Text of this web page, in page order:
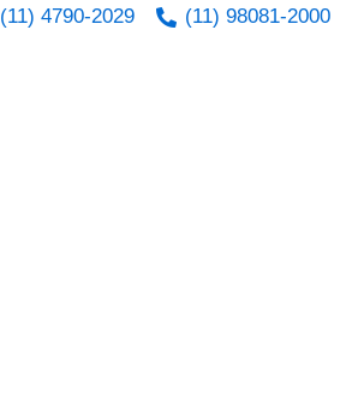
(11) 4790-2029 (11) 98081-2000